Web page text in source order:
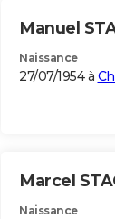
Manuel
Naissance
27/07/1954 à
Marcel
Naissance